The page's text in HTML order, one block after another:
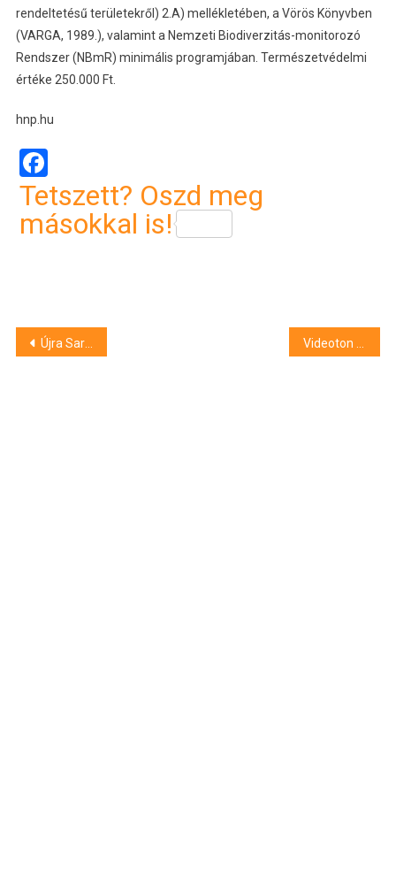
rendeltetésű területekről) 2.A) mellékletében, a Vörös Könyvben
(VARGA, 1989.), valamint a Nemzeti Biodiverzitás-monitorozó
Rendszer (NBmR) minimális programjában. Természetvédelmi
értéke 250.000 Ft.
hnp.hu
Facebook
Tetszett? Oszd meg
másokkal is!
Bejegyzés
Újra Sarkantyús pityer (Anthus richardi) a Hortobágyon